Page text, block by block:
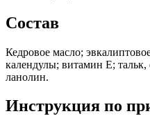
Состав
Кедровое масло;
календулы; витамин Е;
ланолин.
Инструкция по